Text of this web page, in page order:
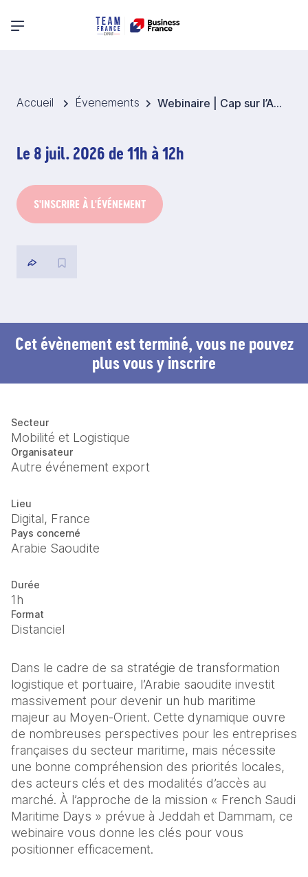
Menu principal
Accueil Évenements Webinaire | Cap sur l’Arabie Saoudite : les opportunités maritimes pour les entreprises françaises
Le 8 juil. 2026 de 11h à 12h
S'INSCRIRE À L'ÉVÉNEMENT
Cet évènement est terminé, vous ne pouvez
plus vous y inscrire
Secteur
Mobilité et Logistique
Organisateur
Autre événement export
Lieu
Digital, France
Pays concerné
Arabie Saoudite
Durée
1h
Format
Distanciel
Dans le cadre de sa stratégie de transformation
logistique et portuaire, l’Arabie saoudite investit
massivement pour devenir un hub maritime
majeur au Moyen-Orient. Cette dynamique ouvre
de nombreuses perspectives pour les entreprises
françaises du secteur maritime, mais nécessite
une bonne compréhension des priorités locales,
des acteurs clés et des modalités d’accès au
marché. À l’approche de la mission « French Saudi
Maritime Days » prévue à Jeddah et Dammam, ce
webinaire vous donne les clés pour vous
positionner efficacement.